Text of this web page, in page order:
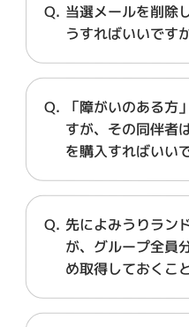
当選メールを削除
うすればいいです
「障がいのある方
すが、その同伴者
を購入すればいい
先によみうりラン
が、グループ全員
め取得しておくこ